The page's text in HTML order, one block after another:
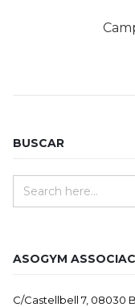
BUSCAR
ASOGYM
C/Castellbell 7, 08030